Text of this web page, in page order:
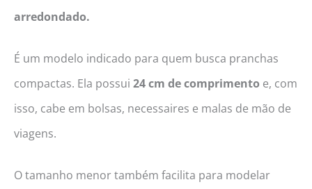
arredondado.
É um modelo indicado para quem busca pranchas
compactas. Ela possui 24 cm de comprimento e, com
isso, cabe em bolsas, necessaires e malas de mão de
viagens.
O tamanho menor também facilita para modelar